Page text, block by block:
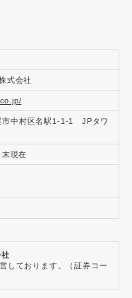
式会社
中村区名駅1-1-1 JPタワ
現在
しております。（証券コー